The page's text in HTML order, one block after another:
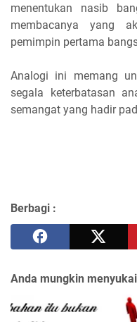
menentukan nasib
membacanya yang
pemimpin pertama
Analogi ini memang
segala keterbatasan
semangat yang hadir
Berbagi :
Anda mungkin